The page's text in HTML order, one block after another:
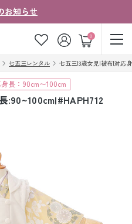
お知らせ
0
ン カート
ご注文の流れ
法人・グループの
お客様はこちら
七五三レンタル 七五三|3歳女児|被布|対応身
長：90cm〜100cm
:90~100cm|#HAPH712